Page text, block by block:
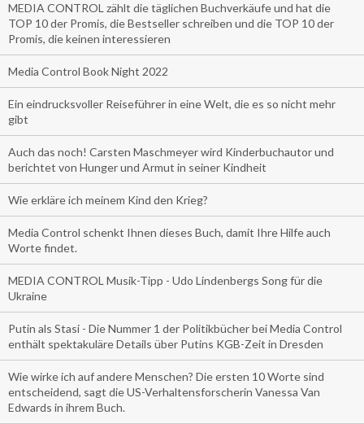
MEDIA CONTROL zählt die täglichen Buchverkäufe und hat die
TOP 10 der Promis, die Bestseller schreiben und die TOP 10 der
Promis, die keinen interessieren
Media Control Book Night 2022
Ein eindrucksvoller Reiseführer in eine Welt, die es so nicht mehr
gibt
Auch das noch! Carsten Maschmeyer wird Kinderbuchautor und
berichtet von Hunger und Armut in seiner Kindheit
Wie erkläre ich meinem Kind den Krieg?
Media Control schenkt Ihnen dieses Buch, damit Ihre Hilfe auch
Worte findet.
MEDIA CONTROL Musik-Tipp - Udo Lindenbergs Song für die
Ukraine
Putin als Stasi - Die Nummer 1 der Politikbücher bei Media Control
enthält spektakuläre Details über Putins KGB-Zeit in Dresden
Wie wirke ich auf andere Menschen? Die ersten 10 Worte sind
entscheidend, sagt die US-Verhaltensforscherin Vanessa Van
Edwards in ihrem Buch.